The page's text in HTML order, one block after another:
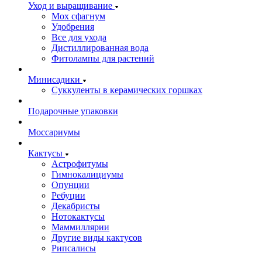
Уход и выращивание
Мох сфагнум
Удобрения
Все для ухода
Дистиллированная вода
Фитолампы для растений
Минисадики
Суккуленты в керамических горшках
Подарочные упаковки
Моссариумы
Кактусы
Астрофитумы
Гимнокалициумы
Опунции
Ребуции
Декабристы
Нотокактусы
Маммиллярии
Другие виды кактусов
Рипсалисы